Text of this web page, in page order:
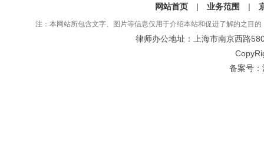
网站首页 | 业务范围 |
注：本网站所包含文字、图片等信息仅用于介绍本站和促进了解的之目
律师办公地址：上海市南京西路
备案号：